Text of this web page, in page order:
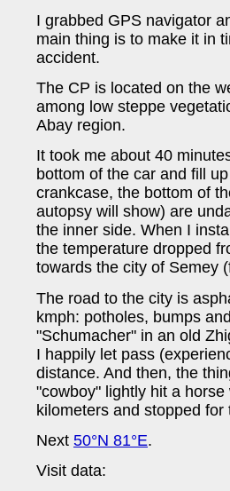
I grabbed GPS navigator
main thing is to make it in
accident.
The CP is located on the
among low steppe
Abay region.
It took me about 40
bottom of the car and fill
crankcase, the bottom of
autopsy will show) are
the inner side. When I
the temperature dropped
towards the city of Semey
The road to the city is
kmph: potholes, bumps
"Schumacher" in an old
I happily let pass
distance. And then, the
"cowboy" lightly hit a
kilometers and stopped for
Next 50°N 81°E.
Visit data: